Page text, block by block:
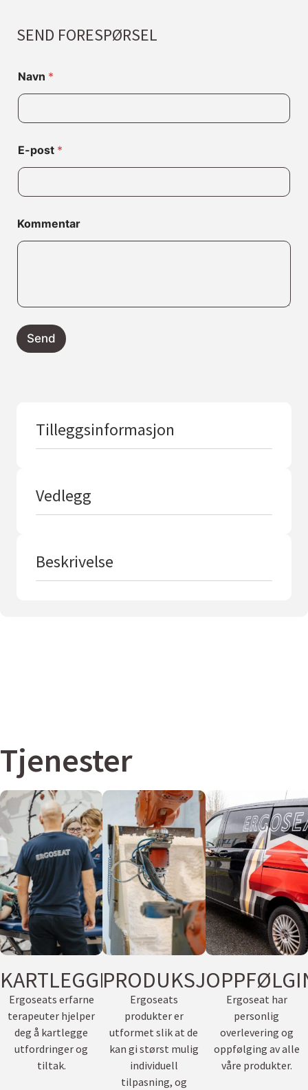
SEND FORESPØRSEL
E
-
o
t
*
Navn *
E-post *
Kommentar
Send
Tilleggsinformasjon
Vedlegg
Beskrivelse
Tjenester
KARTLEGGING
Ergoseats erfarne
terapeuter hjelper
deg å kartlegge
utfordringer og
tiltak.
PRODUKSJON
Ergoseats
produkter er
utformet slik at de
kan gi størst mulig
individuell
tilpasning, og
Ergoseat har
personlig
overlevering og
oppfølging av alle
våre produkter.